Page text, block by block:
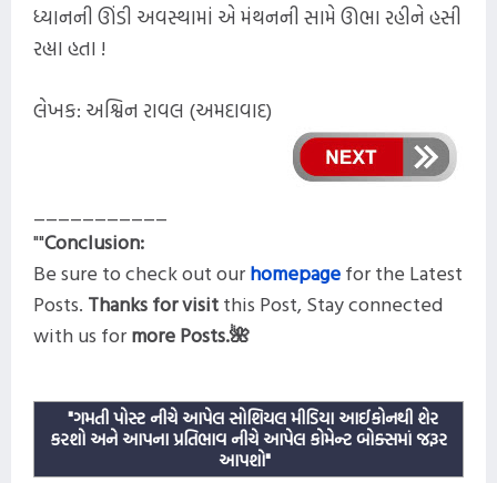
ધ્યાનની ઊંડી અવસ્થામાં એ મંથનની સામે ઊભા રહીને હસી
રહ્યા હતા !
લેખક: અશ્વિન રાવલ (અમદાવાદ)
""Conclusion:
Be sure to check out ourhomepagefor the Latest
Posts. Thanks for visitthis Post, Stay connected
with us formorePosts.🌺
"ગમતી પોસ્ટ નીચે આપેલ સોશિયલ મીડિયા આઈકોનથી શેર
કરશો અને આપના પ્રતિભાવ નીચે આપેલ કોમેન્ટ બોક્સમાં જરૂર
આપશો"